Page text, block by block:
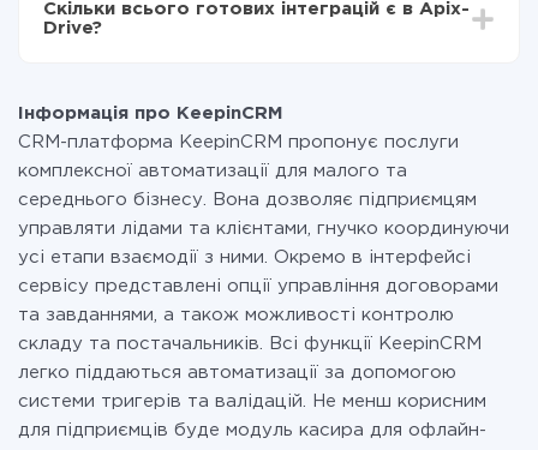
Ви оплачуєте лише кількість даних, які за фактом
передаються з однієї вашої системи в іншу через
при необхідності. Детальніше про
Скільки всього готових інтеграцій є в Apix-
Drive?
Інформація про KeepinCRM
CRM-платформа KeepinCRM пропонує послуги
комплексної автоматизації для малого та
середнього бізнесу. Вона дозволяє підприємцям
управляти лідами та клієнтами, гнучко координуючи
усі етапи взаємодії з ними. Окремо в інтерфейсі
сервісу представлені опції управління договорами
та завданнями, а також можливості контролю
складу та постачальників. Всі функції KeepinCRM
легко піддаються автоматизації за допомогою
системи тригерів та валідацій. Не менш корисним
для підприємців буде модуль касира для офлайн-